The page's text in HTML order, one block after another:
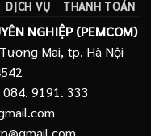
DỊCH VỤ THANH TOÁN
NGHIỆP (PEMCOM)
Mai, tp. Hà Nội
9191. 333